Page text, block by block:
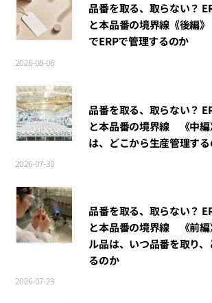
品番を取る、取らない？
と本品番の境界線《後編
でERPで管理するのか
2026-08-06
品番を取る、取らない？
と本品番の境界線 《中編
は、どこから生産管理す
2026-07-30
品番を取る、取らない？
と本品番の境界線 《前編
ル品は、いつ品番を取り
るのか
2026-07-23